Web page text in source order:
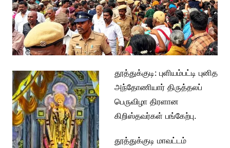
தூத்துக்குடி: புளியம்பட்டி புனித
அந்தோணியார் திருத்தலப்
பெருவிழா திரளான
கிறிஸ்தவர்கள் பங்கேற்பு.
தூத்துக்குடி மாவட்டம்